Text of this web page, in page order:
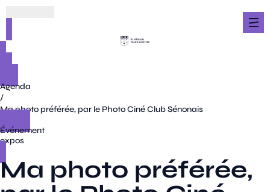
Agenda
/
Ma photo préférée, par le Photo Ciné Club Sénonais
Événement
expos
Ma photo préférée,